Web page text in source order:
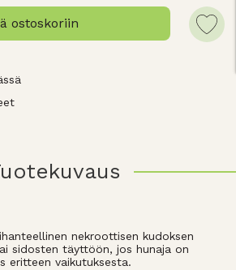
ostoskoriin
nekroottisen kudoksen
sidosten täyttöön, jos hunaja on
eritteen vaikutuksesta.